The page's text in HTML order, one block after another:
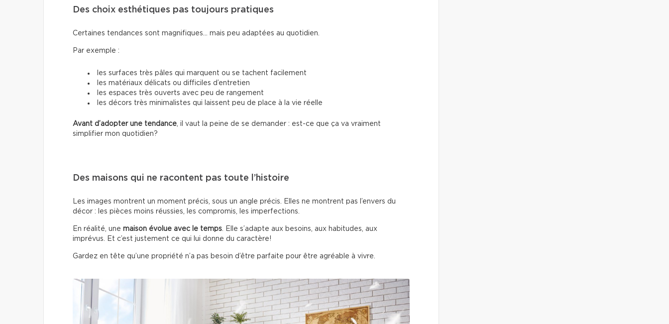
Des choix esthétiques pas toujours pratiques
Certaines tendances sont magnifiques… mais peu adaptées au quotidien.
Par exemple :
les surfaces très pâles qui marquent ou se tachent facilement
les matériaux délicats ou difficiles d’entretien
les espaces très ouverts avec peu de rangement
les décors très minimalistes qui laissent peu de place à la vie réelle
Avant d’adopter une tendance, il vaut la peine de se demander : est-ce que ça va vraiment
simplifier mon quotidien?
Des maisons qui ne racontent pas toute l’histoire
Les images montrent un moment précis, sous un angle précis. Elles ne montrent pas l’envers du
décor : les pièces moins réussies, les compromis, les imperfections.
En réalité, une maison évolue avec le temps. Elle s’adapte aux besoins, aux habitudes, aux
imprévus. Et c’est justement ce qui lui donne du caractère!
Gardez en tête qu’une propriété n’a pas besoin d’être parfaite pour être agréable à vivre.